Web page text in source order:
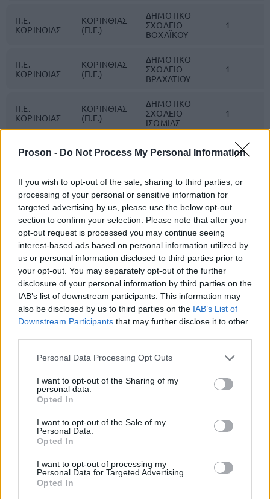
Proson - Do Not Process My Personal Information
If you wish to opt-out of the sale, sharing to third parties, or
processing of your personal or sensitive information for
targeted advertising by us, please use the below opt-out
section to confirm your selection. Please note that after your
opt-out request is processed you may continue seeing
interest-based ads based on personal information utilized by
us or personal information disclosed to third parties prior to
your opt-out. You may separately opt-out of the further
disclosure of your personal information by third parties on the
IAB’s list of downstream participants. This information may
also be disclosed by us to third parties on the IAB’s List of
Downstream Participants that may further disclose it to other
Please note that this website/app uses one or more Google
not limited to your visit or usage behaviour. You may click to
grant or deny consent to Google and its third-party tags to
use your data for below specified purposes in below Google
consent section.
Personal Data Processing Opt Outs
I want to opt-out of the Sharing of my
personal data.
Opted In
I want to opt-out of the Sale of my
Personal Data.
Opted In
I want to opt-out of processing my
Personal Data for Targeted Advertising.
Opted In
Π.Ε.
ΚΟΡΙΝΘΙΑΣ
ΚΟΡΙΝΘΙΑΣ
(Π.Ε.)
ΔΗΜΟΤΙΚΟ
ΣΧΟΛΕΙΟ
ΒΟΧΑΪΚΟΥ
1
Π.Ε.
ΚΟΡΙΝΘΙΑΣ
ΚΟΡΙΝΘΙΑΣ
(Π.Ε.)
ΔΗΜΟΤΙΚΟ
ΣΧΟΛΕΙΟ
ΒΡΑΧΑΤΙΟΥ
1
Π.Ε.
ΚΟΡΙΝΘΙΑΣ
ΚΟΡΙΝΘΙΑΣ
(Π.Ε.)
ΔΗΜΟΤΙΚΟ
ΣΧΟΛΕΙΟ
ΙΣΘΜΙΑΣ
1
Π.Ε.
ΚΟΡΙΝΘΙΑΣ
ΔΗΜΟΤΙΚΟ
ΣΧΟΛΕΙΟ
1
Π.Ε.
ΚΟΡΙΝΘΙΑΣ
ΚΟΡΙΝΘΙΑΣ
(Π.Ε.)
ΔΗΜΟΤΙΚΟ
ΣΧΟΛΕΙΟ
ΞΥΛΟΚΕΡΙΖΑΣ
1
Π.Ε.
ΚΟΡΙΝΘΙΑΣ
ΚΟΡΙΝΘΙΑΣ
(Π.Ε.)
ΔΗΜΟΤΙΚΟ
ΣΧΟΛΕΙΟ
ΦΕΝΕΟΥ
ΚΟΡΙΝΘΙΑΣ
1
Π.Ε.
ΛΑΚΩΝΙΑΣ
ΛΑΚΩΝΙΑΣ
(Π.Ε.)
ΔΗΜΟΤΙΚΟ
ΣΧΟΛΕΙΟ
ΒΛΑΧΙΩΤΗ
1
Π.Ε.
ΛΑΚΩΝΙΑΣ
ΣΧΟΛΕΙΟ
ΜΟΝΕΜΒΑΣΙΑΣ
1
ΛΑΚΩΝΙΑΣ
ΛΑΚΩΝΙΑΣ
(Π.Ε.)
ΔΗΜΟΤΙΚΟ
ΣΧΟΛΕΙΟ
1
Πώς να στείλετε την αίτηση
Η αίτηση υποβάλλεται αυτοπροσώπως στις
Διευθύνσεις Εκπαίδευσης ή αποστέλλεται